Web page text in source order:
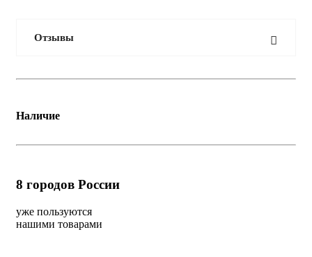
Отзывы
Наличие
8 городов России
уже пользуются
нашими товарами